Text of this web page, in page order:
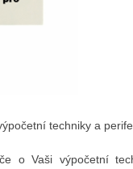
techniky a
o Vaši výpočetní